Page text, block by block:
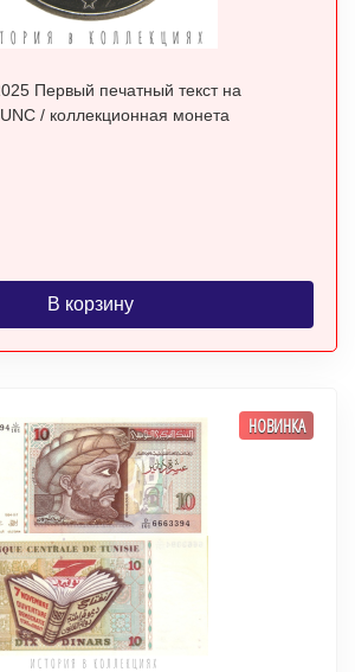
Первый печатный текст на
/ коллекционная монета
В корзину
НОВИНКА